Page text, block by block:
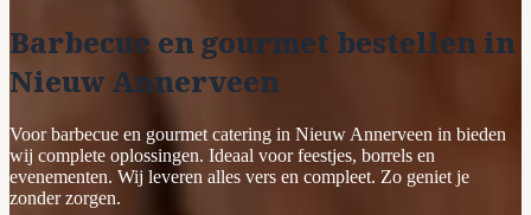
Barbecue en gourmet bestellen in
Nieuw Annerveen
Voor barbecue en gourmet catering in Nieuw Annerveen in bieden
wij complete oplossingen. Ideaal voor feestjes, borrels en
evenementen. Wij leveren alles vers en compleet. Zo geniet je
zonder zorgen.